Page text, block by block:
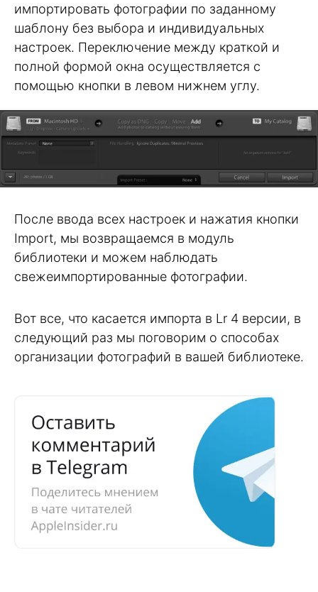
импортировать фотографии по заданному
шаблону без выбора и индивидуальных
настроек. Переключение между краткой и
полной формой окна осуществляется с
помощью кнопки в левом нижнем углу.
После ввода всех настроек и нажатия кнопки
Import, мы возвращаемся в модуль
библиотеки и можем наблюдать
свежеимпортированные фотографии.
Вот все, что касается импорта в Lr 4 версии, в
следующий раз мы поговорим о способах
организации фотографий в вашей библиотеке.